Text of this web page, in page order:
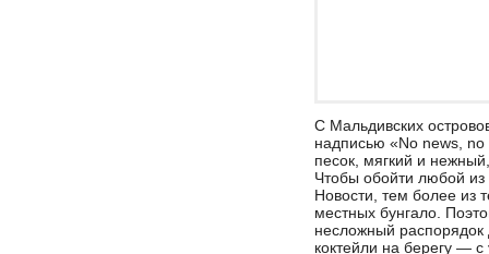
С Мальдивских
надписью «No news,
песок, мягкий и
Чтобы обойти любой из
Новости, тем более из
местных бунгало.
несложный распорядок
коктейли на берегу —